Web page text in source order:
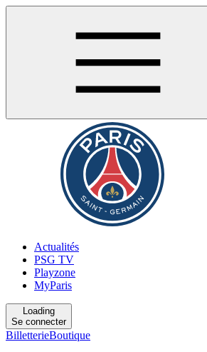
Actualités
PSG TV
Playzone
MyParis
Loading
Se connecter
BilletterieBoutique